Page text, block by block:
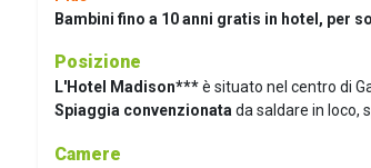
Bambini fino a 10 anni gratis in hotel, per
Posizione
L'Hotel Madison*** è situato nel centro di
Spiaggia convenzionatada saldare in loco,
Camere